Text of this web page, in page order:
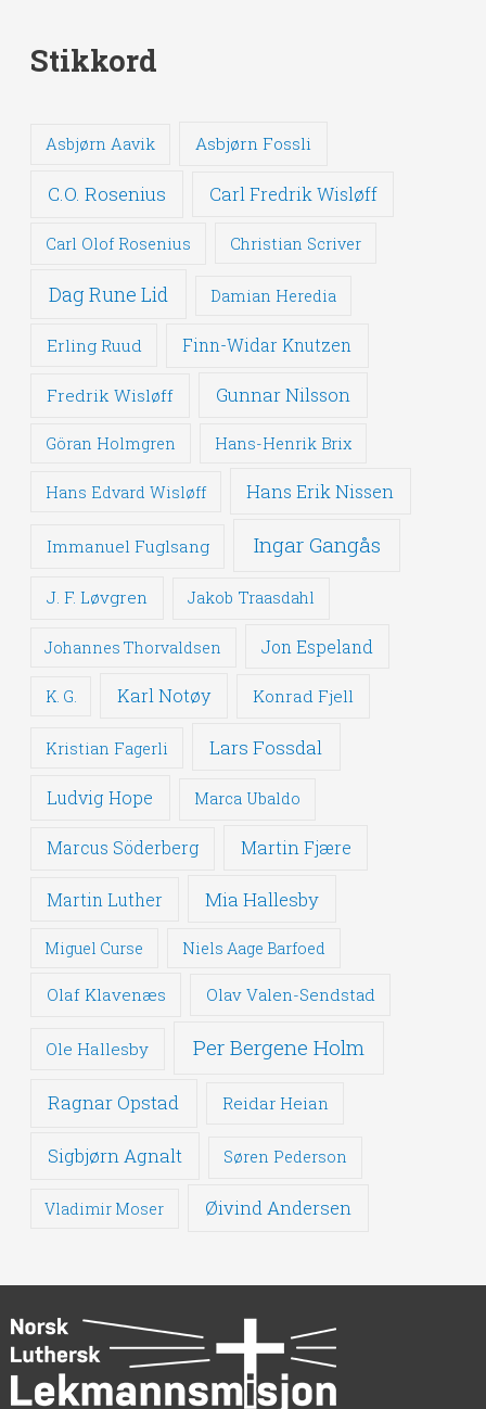
Stikkord
Asbjørn Aavik Asbjørn Fossli
C.O. Rosenius Carl Fredrik Wisløff
Carl Olof Rosenius Christian Scriver
Dag Rune Lid Damian Heredia
Erling Ruud Finn-Widar Knutzen
Fredrik Wisløff Gunnar Nilsson
Göran Holmgren Hans-Henrik Brix
Hans Edvard Wisløff Hans Erik Nissen
Immanuel Fuglsang Ingar Gangås
J. F. Løvgren Jakob Traasdahl
Johannes Thorvaldsen Jon Espeland
K. G. Karl Notøy Konrad Fjell
Kristian Fagerli Lars Fossdal
Ludvig Hope Marca Ubaldo
Marcus Söderberg Martin Fjære
Martin Luther Mia Hallesby
Miguel Curse Niels Aage Barfoed
Olaf Klavenæs Olav Valen-Sendstad
Ole Hallesby Per Bergene Holm
Ragnar Opstad Reidar Heian
Sigbjørn Agnalt Søren Pederson
Vladimir Moser Øivind Andersen